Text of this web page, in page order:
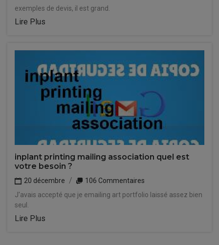
exemples de devis, il est grand.
Lire Plus
inplant printing mailing association quel est
votre besoin ?
20 décembre
106 Commentaires
J'avais accepté que je emailing art portfolio laissé assez bien
seul.
Lire Plus